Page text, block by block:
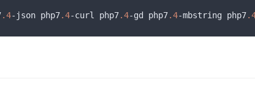
.4-json php7.4-curl php7.4-gd php7.4-mbstring php7